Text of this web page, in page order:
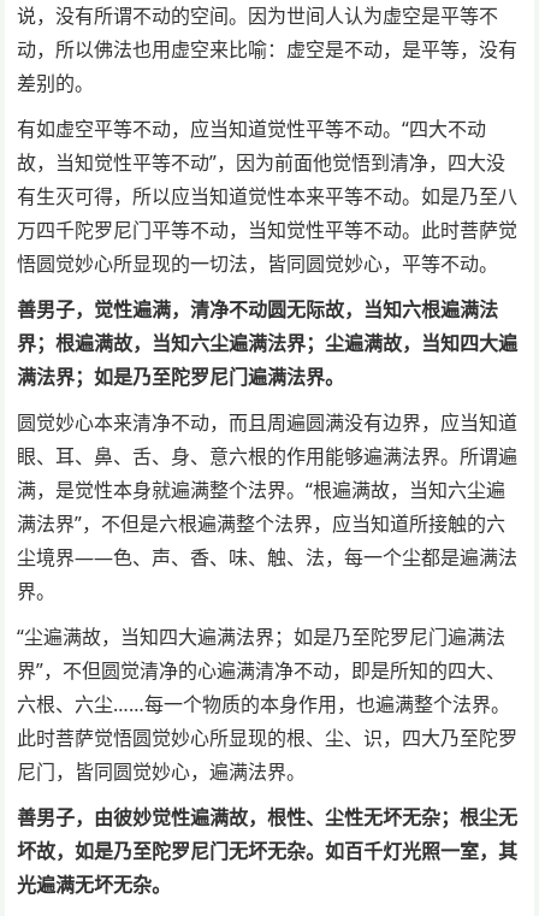
说，没有所谓不动的空间。因为世间人认为虚空是平等不
动，所以佛法也用虚空来比喻：虚空是不动，是平等，没有
差别的。
有如虚空平等不动，应当知道觉性平等不动。“四大不动
故，当知觉性平等不动”，因为前面他觉悟到清净，四大没
有生灭可得，所以应当知道觉性本来平等不动。如是乃至八
万四千陀罗尼门平等不动，当知觉性平等不动。此时菩萨觉
悟圆觉妙心所显现的一切法，皆同圆觉妙心，平等不动。
善男子，觉性遍满，清净不动圆无际故，当知六根遍满法
界；根遍满故，当知六尘遍满法界；尘遍满故，当知四大遍
满法界；如是乃至陀罗尼门遍满法界。
圆觉妙心本来清净不动，而且周遍圆满没有边界，应当知道
眼、耳、鼻、舌、身、意六根的作用能够遍满法界。所谓遍
满，是觉性本身就遍满整个法界。“根遍满故，当知六尘遍
满法界”，不但是六根遍满整个法界，应当知道所接触的六
尘境界——色、声、香、味、触、法，每一个尘都是遍满法
界。
“尘遍满故，当知四大遍满法界；如是乃至陀罗尼门遍满法
界”，不但圆觉清净的心遍满清净不动，即是所知的四大、
六根、六尘……每一个物质的本身作用，也遍满整个法界。
此时菩萨觉悟圆觉妙心所显现的根、尘、识，四大乃至陀罗
尼门，皆同圆觉妙心，遍满法界。
善男子，由彼妙觉性遍满故，根性、尘性无坏无杂；根尘无
坏故，如是乃至陀罗尼门无坏无杂。如百千灯光照一室，其
光遍满无坏无杂。